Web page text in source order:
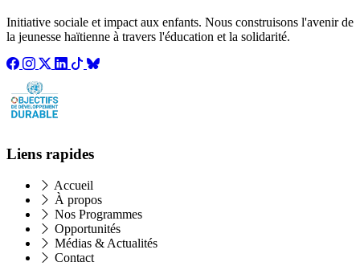
Initiative sociale et impact aux enfants. Nous construisons l'avenir de
la jeunesse haïtienne à travers l'éducation et la solidarité.
Liens rapides
Accueil
À propos
Nos Programmes
Opportunités
Médias & Actualités
Contact